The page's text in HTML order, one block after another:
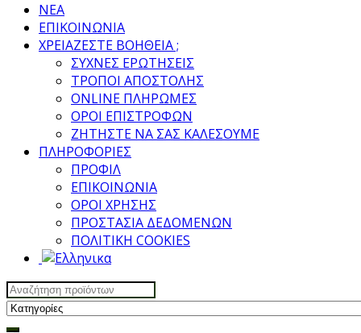
ΝΕΑ
ΕΠΙΚΟΙΝΩΝΙΑ
ΧΡΕΙΑΖΕΣΤΕ ΒΟΗΘΕΙΑ ;
ΣΥΧΝΕΣ ΕΡΩΤΗΣΕΙΣ
ΤΡΟΠΟΙ ΑΠΟΣΤΟΛΗΣ
ONLINE ΠΛΗΡΩΜΕΣ
ΟΡΟΙ ΕΠΙΣΤΡΟΦΩΝ
ΖΗΤΗΣΤΕ ΝΑ ΣΑΣ ΚΑΛΕΣΟΥΜΕ
ΠΛΗΡΟΦΟΡΙΕΣ
ΠΡΟΦΙΛ
ΕΠΙΚΟΙΝΩΝΙΑ
ΟΡΟΙ ΧΡΗΣΗΣ
ΠΡΟΣΤΑΣΙΑ ΔΕΔΟΜΕΝΩΝ
ΠΟΛΙΤΙΚΗ COOKIES
Search
for: